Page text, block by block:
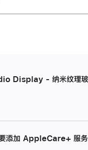
Display - 纳米纹理玻
添加 AppleCare+ 服务